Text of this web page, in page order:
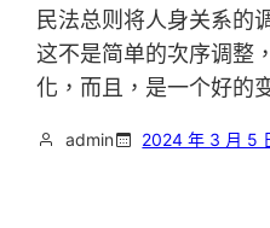
民法总则将人身关系的
这不是简单的次序调整
化，而且，是一个好的
admin 2024 年 3 月 5